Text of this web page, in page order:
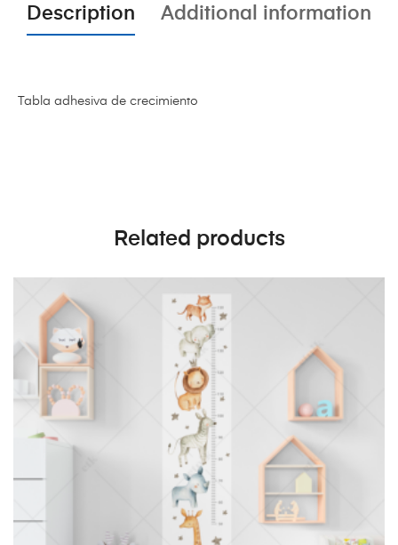
Description Additional information
Tabla adhesiva de crecimiento
Related products